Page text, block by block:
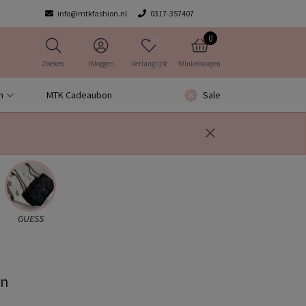
info@mtkfashion.nl 0317-357407
Zoeken Inloggen Verlanglijst
0
Winkelwagen
MTK Cadeaubon Sale
GUESS